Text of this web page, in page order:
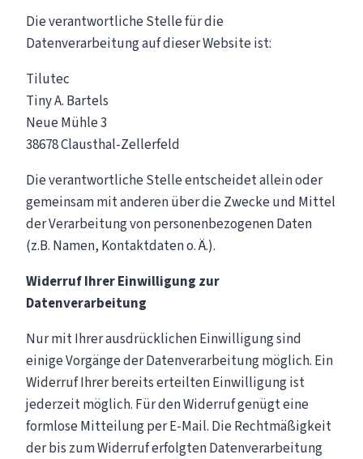
Die verantwortliche Stelle für die
Datenverarbeitung auf dieser Website ist:
Tilutec
Tiny A. Bartels
Neue Mühle 3
38678Clausthal-Zellerfeld
Die verantwortliche Stelle entscheidet allein oder
gemeinsam mit anderen über die Zwecke und Mittel
der Verarbeitung von personenbezogenen Daten
(z.B. Namen, Kontaktdaten o. Ä.).
Widerruf Ihrer Einwilligung zur
Datenverarbeitung
Nur mit Ihrer ausdrücklichen Einwilligung sind
einige Vorgänge der Datenverarbeitung möglich. Ein
Widerruf Ihrer bereits erteilten Einwilligung ist
jederzeit möglich. Für den Widerruf genügt eine
formlose Mitteilung per E-Mail. Die Rechtmäßigkeit
der bis zum Widerruf erfolgten Datenverarbeitung